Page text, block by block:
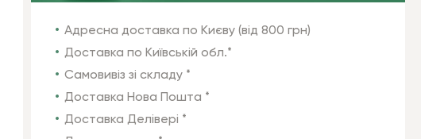
Адресна доставка по Києву (від 800 грн)
Доставка по Київській обл.*
Самовивіз зі складу *
Доставка Нова Пошта *
Доставка Делівері *